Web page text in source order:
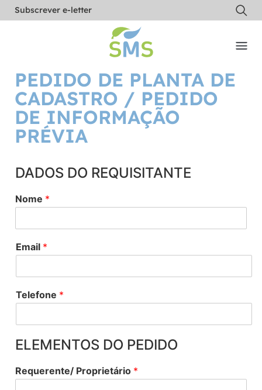
Subscrever e-letter
PEDIDO DE PLANTA DE
CADASTRO / PEDIDO
DE INFORMAÇÃO
PRÉVIA
DADOS DO REQUISITANTE
Nome *
Email *
Telefone *
ELEMENTOS DO PEDIDO
Requerente/ Proprietário *